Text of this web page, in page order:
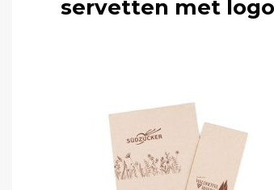
servetten met